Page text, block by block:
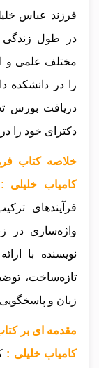
فرزند عباس
در طول زندگی
مختلف علمی و
را در دانشکده
دریافت بورس
دکترای خود را
کامیاب خلیلی :
فرآیندهای
واژه‌سازی در
نویسنده با
تازه‌ساخت،
زبان و
کامیاب خلیلی :